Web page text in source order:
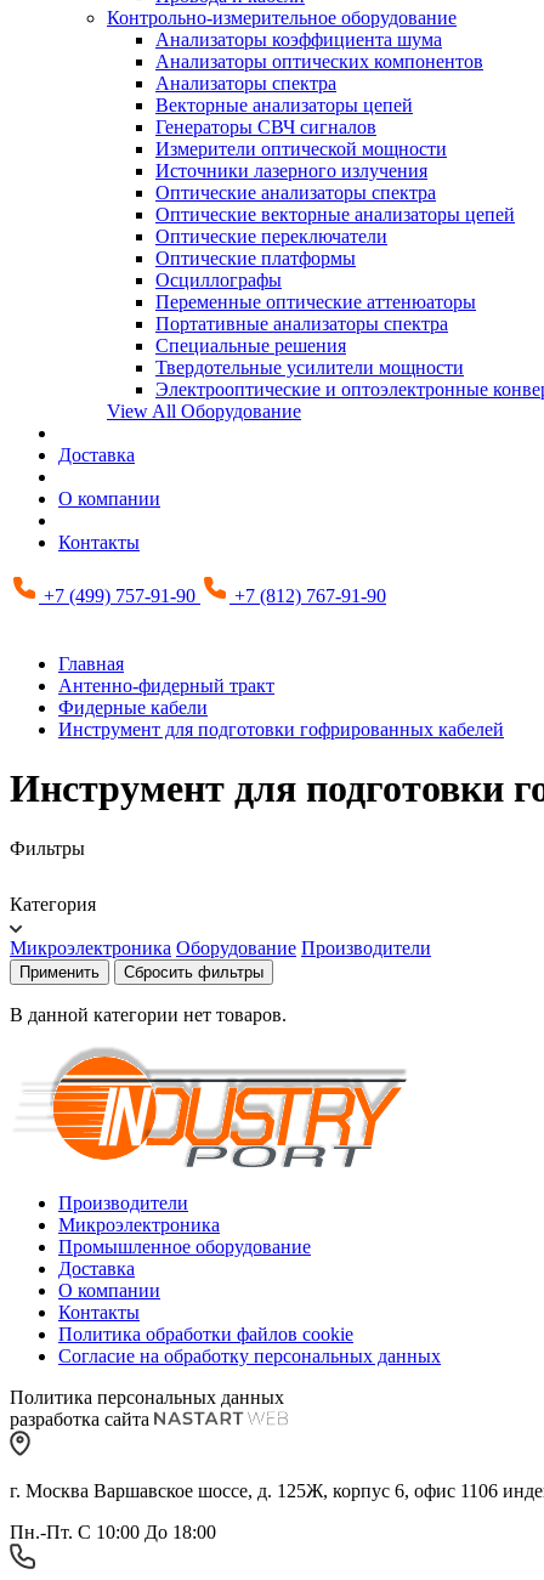
Контрольно-измерительное оборудование
Анализаторы коэффициента шума
Анализаторы оптических компонентов
Анализаторы спектра
Векторные анализаторы цепей
Генераторы СВЧ сигналов
Измерители оптической мощности
Источники лазерного излучения
Оптические анализаторы спектра
Оптические векторные анализаторы цепей
Оптические переключатели
Оптические платформы
Осциллографы
Переменные оптические аттенюаторы
Портативные анализаторы спектра
Специальные решения
Твердотельные усилители мощности
Электрооптические и оптоэлектронные
View All Оборудование
Доставка
О компании
Контакты
+7 (499) 757-91-90 +7 (812) 767-91-90
Главная
Антенно-фидерный тракт
Фидерные кабели
Инструмент для подготовки гофрированных кабелей
Инструмент для подготовки
Фильтры
Категория
Микроэлектроника Оборудование Производители
Применить Сбросить фильтры
В данной категории нет товаров.
Производители
Микроэлектроника
Промышленное оборудование
Доставка
О компании
Контакты
Политика обработки файлов cookie
Согласие на обработку персональных данных
Политика персональных данных
разработка сайта
г. Москва Варшавское шоссе, д. 125Ж, корпус 6, офис 1106
Пн.-Пт. С 10:00 До 18:00